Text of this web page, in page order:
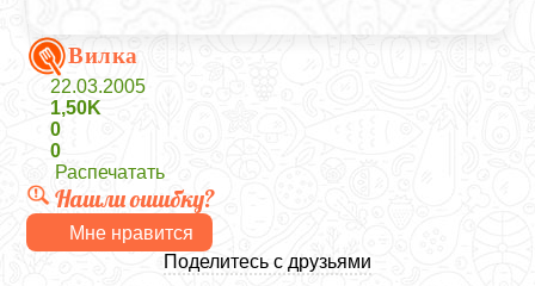
Вилка
22.03.2005
1,50K
0
0
Распечатать
Нашли ошибку?
Мне нравится
Поделитесь с друзьями